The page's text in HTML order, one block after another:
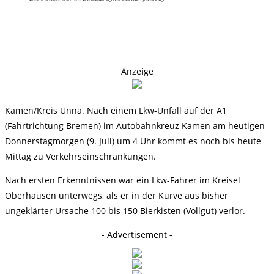
Anzeige
Kamen/Kreis Unna. Nach einem Lkw-Unfall auf der A1
(Fahrtrichtung Bremen) im Autobahnkreuz Kamen am heutigen
Donnerstagmorgen (9. Juli) um 4 Uhr kommt es noch bis heute
Mittag zu Verkehrseinschränkungen.
Nach ersten Erkenntnissen war ein Lkw-Fahrer im Kreisel
Oberhausen unterwegs, als er in der Kurve aus bisher
ungeklärter Ursache 100 bis 150 Bierkisten (Vollgut) verlor.
- Advertisement -